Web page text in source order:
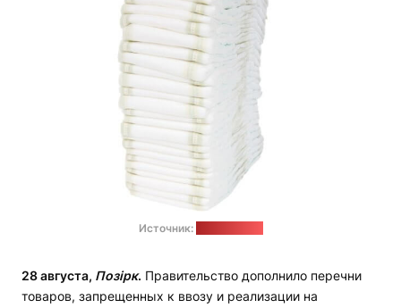
Источник:
28 августа, Позірк. Правительство дополнило перечни
товаров, запрещенных к ввозу и реализации на